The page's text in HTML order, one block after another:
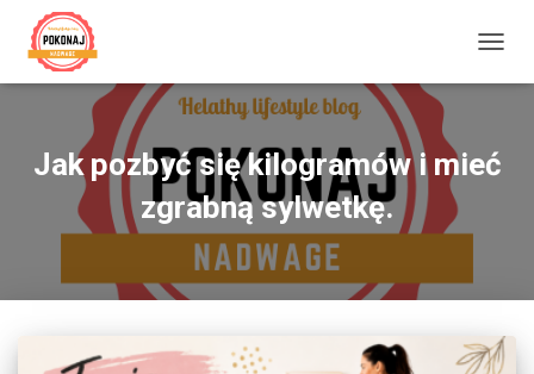
Jak pozbyć się kilogramów i mieć
zgrabną sylwetkę.